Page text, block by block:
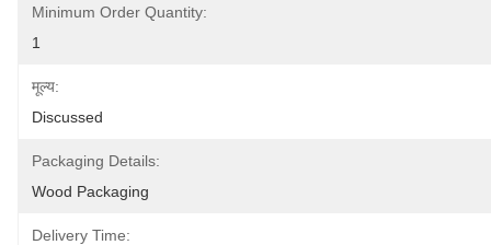
Minimum Order Quantity:
1
मूल्य:
Discussed
Packaging Details:
Wood Packaging
Delivery Time: